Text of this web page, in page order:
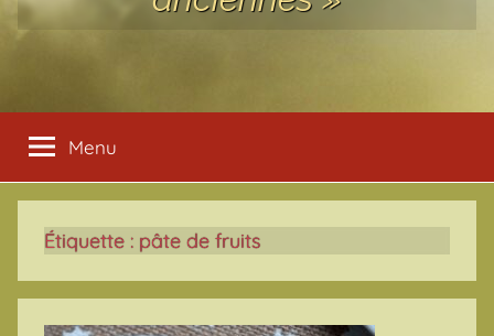
Menu
Étiquette : pâte de fruits